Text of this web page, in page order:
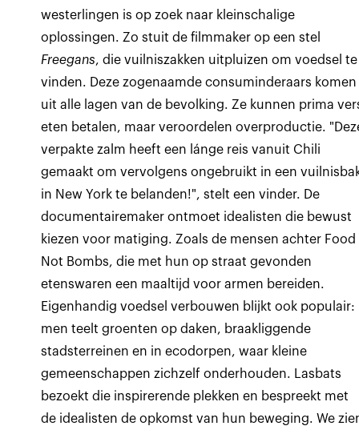
westerlingen is op zoek naar kleinschalige
oplossingen. Zo stuit de filmmaker op een stel
Freegans, die vuilniszakken uitpluizen om voedsel te
vinden. Deze zogenaamde consuminderaars komen
uit alle lagen van de bevolking. Ze kunnen prima
eten betalen, maar veroordelen overproductie.
verpakte zalm heeft een lánge reis vanuit Chili
gemaakt om vervolgens ongebruikt in een
in New York te belanden!", stelt een vinder. De
documentairemaker ontmoet idealisten die bewust
kiezen voor matiging. Zoals de mensen achter Food
Not Bombs, die met hun op straat gevonden
etenswaren een maaltijd voor armen bereiden.
Eigenhandig voedsel verbouwen blijkt ook populair:
men teelt groenten op daken, braakliggende
stadsterreinen en in ecodorpen, waar kleine
gemeenschappen zichzelf onderhouden. Lasbats
bezoekt die inspirerende plekken en bespreekt met
de idealisten de opkomst van hun beweging. We